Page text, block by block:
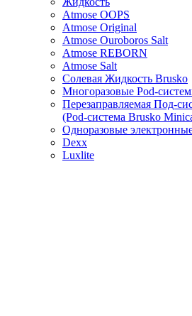
Atmose OOPS
Atmose Original
Atmose Ouroboros Salt
Atmose REBORN
Atmose Salt
Солевая Жидкость Brusko
Многоразовые Pod-
Перезаправляемая Под-
(Pod-система Brusko
Одноразовые
Dexx
Luxlite